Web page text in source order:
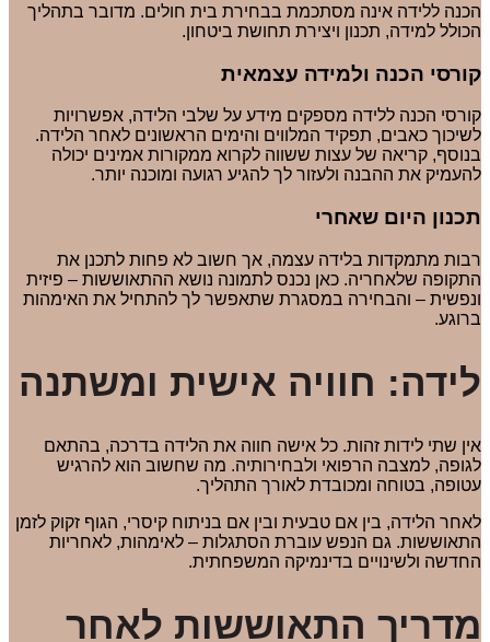
הכנה ללידה אינה מסתכמת בבחירת בית חולים. מדובר בתהליך
הכולל למידה, תכנון ויצירת תחושת ביטחון.
קורסי הכנה ולמידה עצמאית
קורסי הכנה ללידה מספקים מידע על שלבי הלידה, אפשרויות
לשיכוך כאבים, תפקיד המלווים והימים הראשונים לאחר הלידה.
בנוסף, קריאה של עצות ששווה לקרוא ממקורות אמינים יכולה
להעמיק את ההבנה ולעזור לך להגיע רגועה ומוכנה יותר.
תכנון היום שאחרי
רבות מתמקדות בלידה עצמה, אך חשוב לא פחות לתכנן את
התקופה שלאחריה. כאן נכנס לתמונה נושא ההתאוששות – פיזית
ונפשית – והבחירה במסגרת שתאפשר לך להתחיל את האימהות
ברוגע.
לידה: חוויה אישית ומשתנה
אין שתי לידות זהות. כל אישה חווה את הלידה בדרכה, בהתאם
לגופה, למצבה הרפואי ולבחירותיה. מה שחשוב הוא להרגיש
עטופה, בטוחה ומכובדת לאורך התהליך.
לאחר הלידה, בין אם טבעית ובין אם בניתוח קיסרי, הגוף זקוק לזמן
התאוששות. גם הנפש עוברת הסתגלות – לאימהות, לאחריות
החדשה ולשינויים בדינמיקה המשפחתית.
מדריך התאוששות לאחר